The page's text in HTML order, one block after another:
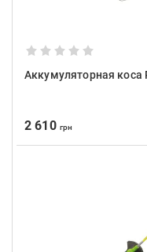
Аккумуляторная коса
2 610 грн